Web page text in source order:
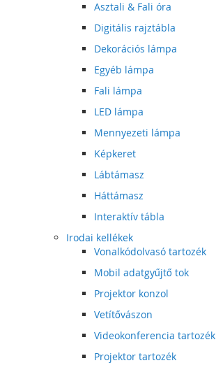
Asztali & Fali óra
Digitális rajztábla
Dekorációs lámpa
Egyéb lámpa
Fali lámpa
LED lámpa
Mennyezeti lámpa
Képkeret
Lábtámasz
Háttámasz
Interaktív tábla
Irodai kellékek
Vonalkódolvasó tartozék
Mobil adatgyűjtő tok
Projektor konzol
Vetítővászon
Videokonferencia tartozék
Projektor tartozék